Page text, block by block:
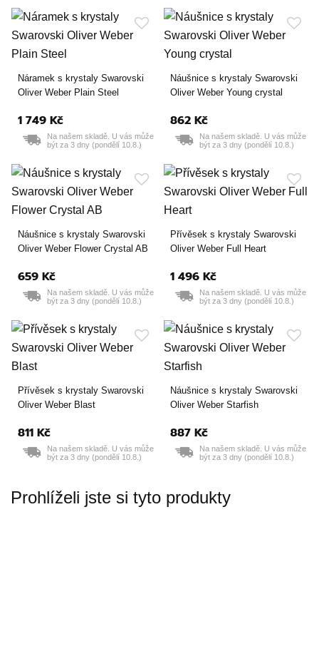
Náramek s krystaly Swarovski
Oliver Weber Plain Steel
1 749 Kč
Na našem skladě. U vás může
být za 3 dny (pondělí 10.8.)
Náušnice s krystaly Swarovski
Oliver Weber Young crystal
862 Kč
Na našem skladě. U vás může
být za 3 dny (pondělí 10.8.)
Náušnice s krystaly Swarovski
Oliver Weber Flower Crystal AB
659 Kč
Na našem skladě. U vás může
být za 3 dny (pondělí 10.8.)
Přívěsek s krystaly Swarovski
Oliver Weber Full Heart
1 496 Kč
Na našem skladě. U vás může
být za 3 dny (pondělí 10.8.)
Přívěsek s krystaly Swarovski
Oliver Weber Blast
811 Kč
Na našem skladě. U vás může
být za 3 dny (pondělí 10.8.)
Náušnice s krystaly Swarovski
Oliver Weber Starfish
887 Kč
Na našem skladě. U vás může
být za 3 dny (pondělí 10.8.)
Prohlíželi jste si tyto produkty